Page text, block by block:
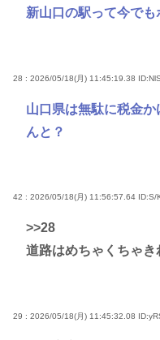
新山口の駅って今でも
28 : 2026/05/18(月) 11:45:19.38
山口県は無駄に税金
んと？
42 : 2026/05/18(月) 11:56:57.64 ID:S/
>>28
道路はめちゃくちゃき
29 : 2026/05/18(月) 11:45:32.08